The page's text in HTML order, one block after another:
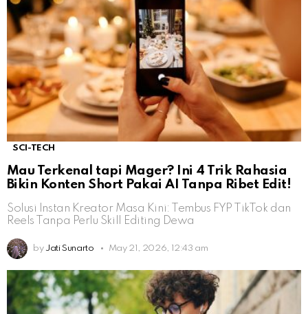
SCI-TECH
Mau Terkenal tapi Mager? Ini 4 Trik Rahasia
Bikin Konten Short Pakai AI Tanpa Ribet Edit!
Solusi Instan Kreator Masa Kini: Tembus FYP TikTok dan
Reels Tanpa Perlu Skill Editing Dewa
by Jati Sunarto May 21, 2026, 12:43 am